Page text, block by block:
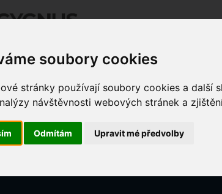
soubory cookies
stránky používají soubory cookies a další
návštěvnosti webových stránek a
Odmítám Upravit mé předvolby
Znalostní databáze NASTAVENÍ SYSTÉMU